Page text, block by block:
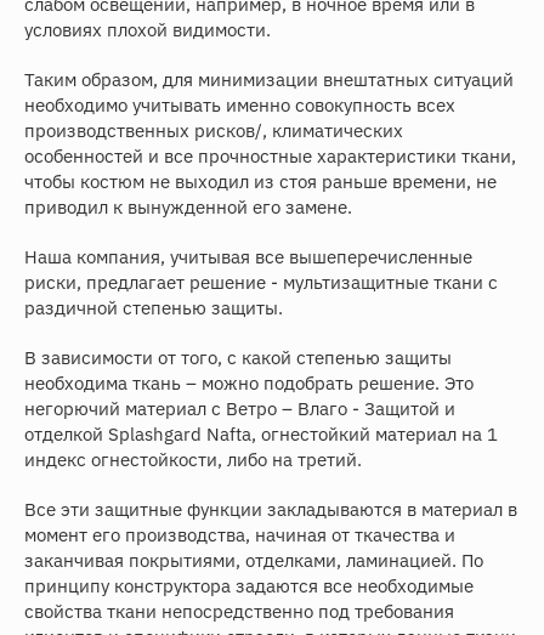
условиях плохой видимости.
Таким образом, для минимизации внештатных ситуаций
необходимо учитывать именно совокупность всех
производственных рисков/, климатических
особенностей и все прочностные характеристики ткани,
чтобы костюм не выходил из стоя раньше времени, не
приводил к вынужденной его замене.
Наша компания, учитывая все вышеперечисленные
риски, предлагает решение - мультизащитные ткани с
раздичной степенью защиты.
В зависимости от того, с какой степенью защиты
необходима ткань – можно подобрать решение. Это
негорючий материал с Ветро – Влаго - Защитой и
отделкой Splashgard Nafta, огнестойкий материал на 1
индекс огнестойкости, либо на третий.
Все эти защитные функции закладываются в материал в
момент его производства, начиная от ткачества и
заканчивая покрытиями, отделками, ламинацией. По
принципу конструктора задаются все необходимые
свойства ткани непосредственно под требования